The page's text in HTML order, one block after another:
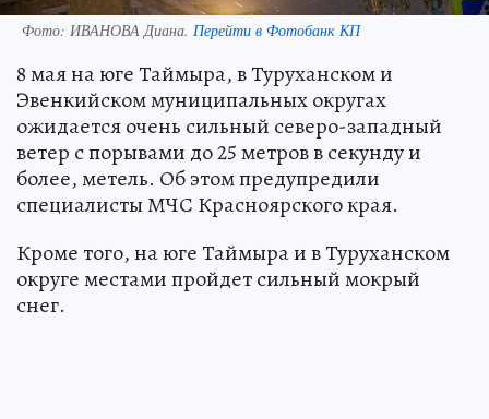
Фото: ИВАНОВА Диана. Перейти в Фотобанк КП
8 мая на юге Таймыра, в Туруханском и
Эвенкийском муниципальных округах
ожидается очень сильный северо-западный
ветер с порывами до 25 метров в секунду и
более, метель. Об этом предупредили
специалисты МЧС Красноярского края.
Кроме того, на юге Таймыра и в Туруханском
округе местами пройдет сильный мокрый
снег.